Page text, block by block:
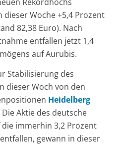
dieser Woche +5,4 Prozent
82,38 Euro). Nach
entfallen jetzt 1,4
auf Aurubis.
Stabilisierung des
dieser Woch von den
Heidelberg
Aktie des deutsche
immerhin 3,2 Prozent
gewann in dieser